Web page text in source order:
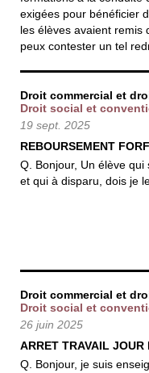
exigées pour bénéficier
les élèves avaient remis
peux contester un tel
Droit commercial et
Droit social et
19 sept. 2025
REBOURSEMENT
Q. Bonjour, Un élève
et qui à disparu, dois je
Droit commercial et
Droit social et
26 juin 2025
ARRET TRAVAIL JOUR
Q. Bonjour, je suis